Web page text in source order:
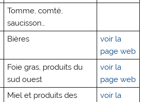
Tomme, comté,
saucisson…
Bières
voir la
page web
Foie gras, produits du
sud ouest
voir la
page web
Miel et produits des
voir la